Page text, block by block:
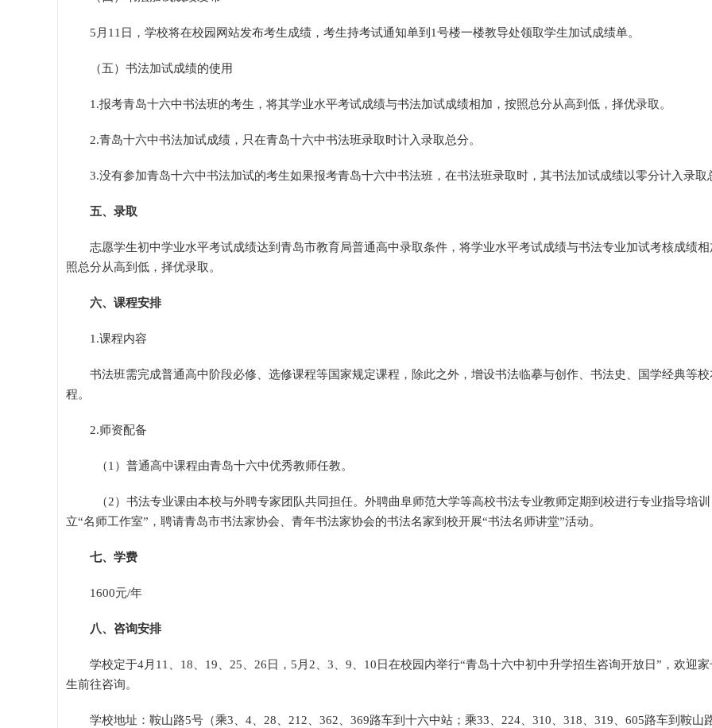
5月11日，学校将在校园网站发布考生成绩，考生持考试通知单到1号楼一楼教导处领取学生加试成绩单。
（五）书法加试成绩的使用
1.报考青岛十六中书法班的考生，将其学业水平考试成绩与书法加试成绩相加，按照总分从高到低，择优录取。
2.青岛十六中书法加试成绩，只在青岛十六中书法班录取时计入录取总分。
3.没有参加青岛十六中书法加试的考生如果报考青岛十六中书法班，在书法班录取时，其书法加试成绩以零分计入录取
五、录取
志愿学生初中学业水平考试成绩达到青岛市教育局普通高中录取条件，将学业水平考试成绩与书法专业加试考核成绩
照总分从高到低，择优录取。
六、课程安排
1.课程内容
书法班需完成普通高中阶段必修、选修课程等国家规定课程，除此之外，增设书法临摹与创作、书法史、国学经典等校
程。
2.师资配备
（1）普通高中课程由青岛十六中优秀教师任教。
（2）书法专业课由本校与外聘专家团队共同担任。外聘曲阜师范大学等高校书法专业教师定期到校进行专业指导培训
立“名师工作室”，聘请青岛市书法家协会、青年书法家协会的书法名家到校开展“书法名师讲堂”活动。
七、学费
1600元/年
八、咨询安排
学校定于4月11、18、19、25、26日，5月2、3、9、10日在校园内举行“青岛十六中初中升学招生咨询开放日”，欢迎
生前往咨询。
学校地址：鞍山路5号（乘3、4、28、212、362、369路车到十六中站；乘33、224、310、318、319、605路车到鞍山